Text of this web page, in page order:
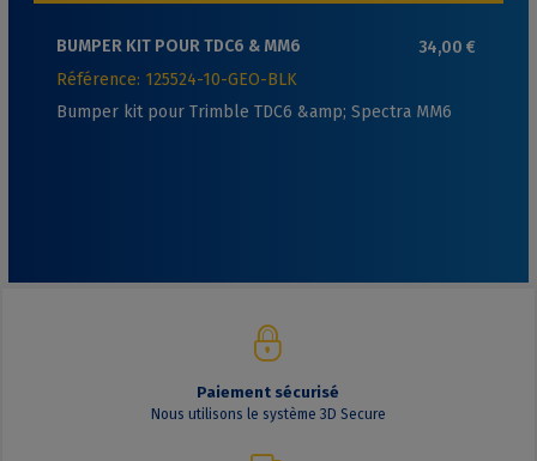
BUMPER KIT POUR TDC6 & MM6 34,00 €
Référence: 125524-10-GEO-BLK
Bumper kit pour Trimble TDC6 &amp; Spectra MM6
Paiement sécurisé
Nous utilisons le système 3D Secure